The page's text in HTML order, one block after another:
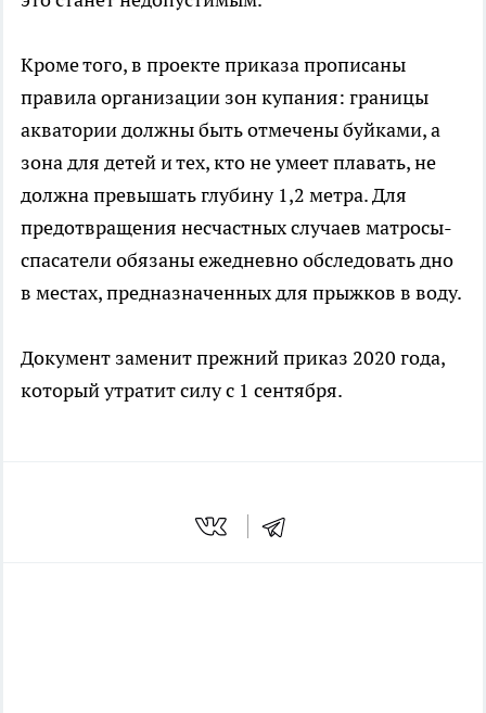
Кроме того, в проекте приказа прописаны
правила организации зон купания: границы
акватории должны быть отмечены буйками, а
зона для детей и тех, кто не умеет плавать, не
должна превышать глубину 1,2 метра. Для
предотвращения несчастных случаев матросы-
спасатели обязаны ежедневно обследовать дно
в местах, предназначенных для прыжков в воду.
Документ заменит прежний приказ 2020 года,
который утратит силу с 1 сентября.